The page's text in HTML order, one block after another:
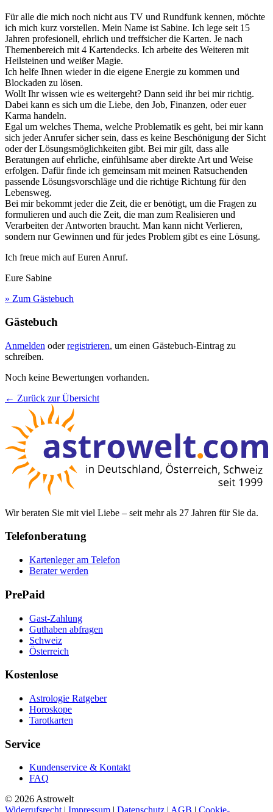
Für alle die mich noch nicht aus TV und Rundfunk kennen, möchte
ich mich kurz vorstellen. Mein Name ist Sabine. Ich lege seit 15
Jahren profesionell, ehrlich und treffsicher die Karten. Je nach
Themenbereich mit 4 Kartendecks. Ich arbeite des Weiteren mit
Heilsteinen und weißer Magie.
Ich helfe Ihnen wieder in die eigene Energie zu kommen und
Blockaden zu lösen.
Wollt Ihr wissen wie es weitergeht? Dann seid ihr bei mir richtig.
Dabei kann es sich um die Liebe, den Job, Finanzen, oder euer
Karma handeln.
Egal um welches Thema, welche Problematik es geht, bei mir kann
sich jeder Anrufer sicher sein, dass es keine Beschönigung der Sicht
oder der Lösungsmöglichkeiten gibt. Bei mir gilt, dass alle
Beratungen auf ehrliche, einfühlsame aber direkte Art und Weise
erfolgen. Dafür finde ich gemeinsam mit meinen Ratsuchenden
passende Lösungsvorschläge und die richtige Richtung für den
Lebensweg.
Bei mir bekommt jeder die Zeit, die er benötigt, um die Fragen zu
formulieren und auch die Zeit, die man zum Realisieren und
Verarbeiten der Antworten braucht. Man kann nicht Verlieren,
sondern nur Gewinnen und für jedes Problem gibt es eine Lösung.
Ich freue mich auf Euren Anruf.
Eure Sabine
» Zum Gästebuch
Gästebuch
Anmelden oderregistrieren, um einen Gästebuch-Eintrag zu
schreiben.
Noch keine Bewertungen vorhanden.
← Zurück zur Übersicht
Wir beraten Sie mit viel Liebe – seit mehr als 27 Jahren für Sie da.
Telefonberatung
Kartenleger am Telefon
Berater werden
PrePaid
Gast-Zahlung
Guthaben abfragen
Schweiz
Österreich
Kostenlose
Astrologie Ratgeber
Horoskope
Tarotkarten
Service
Kundenservice & Kontakt
FAQ
© 2026 Astrowelt